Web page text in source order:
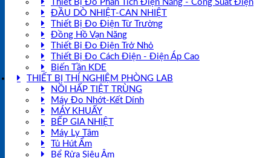
Thiết Bị Đo Phân Tích Điện Năng - Công Suất Điện
ĐẦU DÒ NHIỆT-CAN NHIỆT
Thiết Bị Đo Điện Từ Trường
Đồng Hồ Vạn Năng
Thiết Bị Đo Điện Trở Nhỏ
Thiết Bị Đo Cách Điện - Điện Áp Cao
Biến Tần KDE
THIẾT BỊ THÍ NGHIỆM PHÒNG LAB
NỒI HẤP TIỆT TRÙNG
Máy Đo Nhớt-Kết Dính
MÁY KHUẤY
BẾP GIA NHIỆT
Máy Ly Tâm
Tủ Hút Ẩm
Bể Rửa Siêu Âm